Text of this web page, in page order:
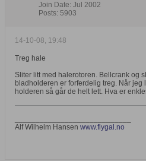
Join Date: Jul 2002
Posts: 5903
14-10-08, 19:48
Treg hale
Sliter litt med halerotoren. Bellcrank og
bladholderen er forferdelig treg. Når jeg
holderen så går de helt lett. Hva er
Alf Wilhelm Hansen www.flygal.no